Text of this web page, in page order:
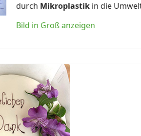
durch Mikroplastik in die
Bild in Groß anzeigen